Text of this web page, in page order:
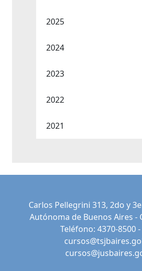
2025
2024
2023
2022
2021
Carlos Pellegrini 313, 2do y
Autónoma de Buenos Aires -
Teléfono: 4370-8500